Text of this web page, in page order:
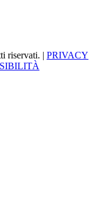
riservati. | PRIVACY